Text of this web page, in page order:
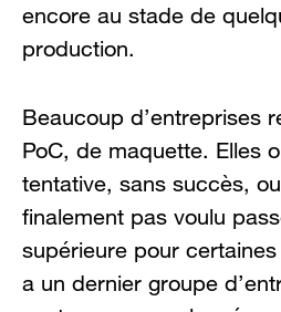
encore au stade de
production.
Beaucoup d’entreprises
PoC, de maquette. Elles
tentative, sans succès,
finalement pas voulu
supérieure pour
a un dernier groupe